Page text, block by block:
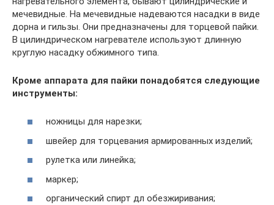
мечевидные. На мечевидные надеваются насадки в виде
дорна и гильзы. Они предназначены для торцевой пайки.
В цилиндрическом нагревателе используют длинную
круглую насадку обжимного типа.
Кроме аппарата для пайки понадобятся следующие
инструменты:
ножницы для нарезки;
швейер для торцевания армированных изделий;
рулетка или линейка;
маркер;
органический спирт дл обезжиривания;